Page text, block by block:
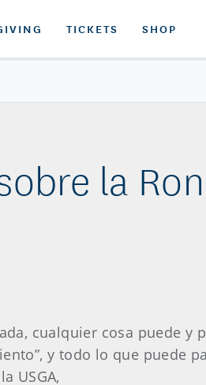
TICKETS SHOP
la
cualquier cosa puede y
y todo lo que puede
USGA,